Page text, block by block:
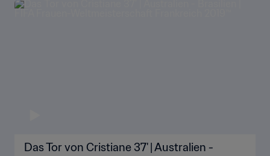
Das Tor von Cristiane 37' | Australien -